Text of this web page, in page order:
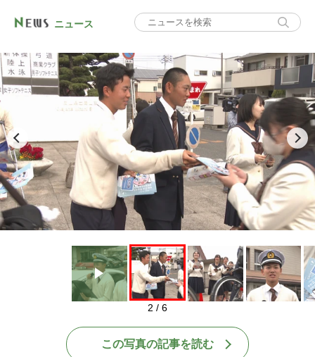
ニュース
Play
2 / 6
この写真の記事を読む